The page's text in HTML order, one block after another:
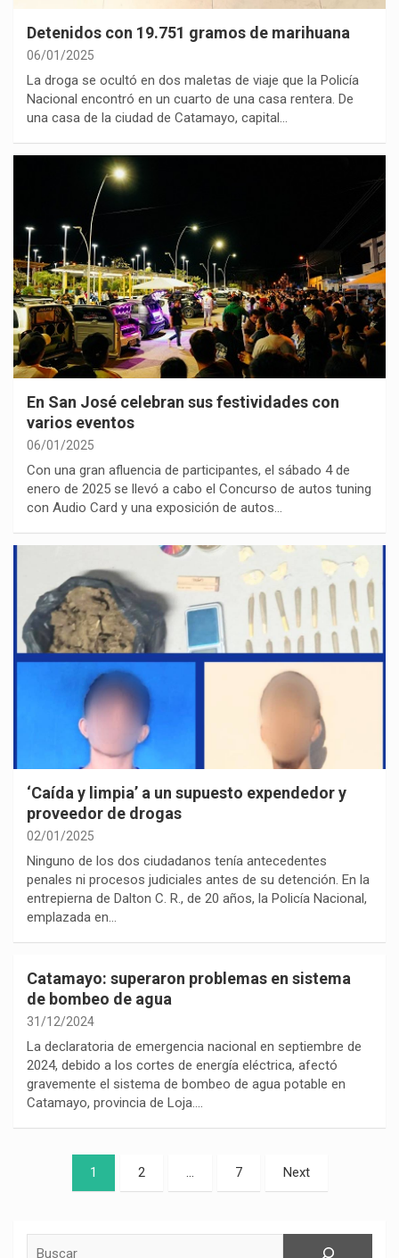
Detenidos con 19.751 gramos de marihuana
06/01/2025
La droga se ocultó en dos maletas de viaje que la Policía
Nacional encontró en un cuarto de una casa rentera. De
una casa de la ciudad de Catamayo, capital…
En San José celebran sus festividades con
varios eventos
06/01/2025
Con una gran afluencia de participantes, el sábado 4 de
enero de 2025 se llevó a cabo el Concurso de autos tuning
con Audio Card y una exposición de autos…
‘Caída y limpia’ a un supuesto expendedor y
proveedor de drogas
02/01/2025
Ninguno de los dos ciudadanos tenía antecedentes
penales ni procesos judiciales antes de su detención. En la
entrepierna de Dalton C. R., de 20 años, la Policía Nacional,
emplazada en…
Catamayo: superaron problemas en sistema
de bombeo de agua
31/12/2024
La declaratoria de emergencia nacional en septiembre de
2024, debido a los cortes de energía eléctrica, afectó
gravemente el sistema de bombeo de agua potable en
Catamayo, provincia de Loja.…
Paginación
1 2 … 7 Next